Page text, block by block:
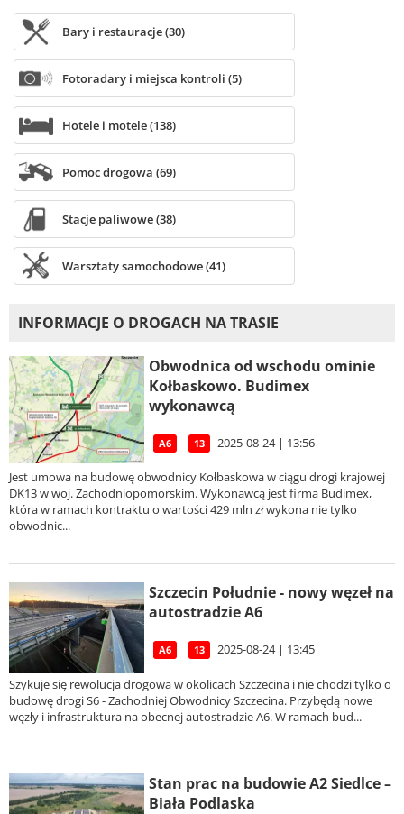
Bary i restauracje (30)
Fotoradary i miejsca kontroli (5)
Hotele i motele (138)
Pomoc drogowa (69)
Stacje paliwowe (38)
Warsztaty samochodowe (41)
INFORMACJE O DROGACH NA TRASIE
Obwodnica od wschodu ominie
Kołbaskowo. Budimex
wykonawcą
A6 13 2025-08-24 | 13:56
Jest umowa na budowę obwodnicy Kołbaskowa w ciągu drogi krajowej
DK13 w woj. Zachodniopomorskim. Wykonawcą jest firma Budimex,
która w ramach kontraktu o wartości 429 mln zł wykona nie tylko
obwodnic...
Szczecin Południe - nowy węzeł na
autostradzie A6
A6 13 2025-08-24 | 13:45
Szykuje się rewolucja drogowa w okolicach Szczecina i nie chodzi tylko o
budowę drogi S6 - Zachodniej Obwodnicy Szczecina. Przybędą nowe
węzły i infrastruktura na obecnej autostradzie A6. W ramach bud...
Stan prac na budowie A2 Siedlce –
Biała Podlaska